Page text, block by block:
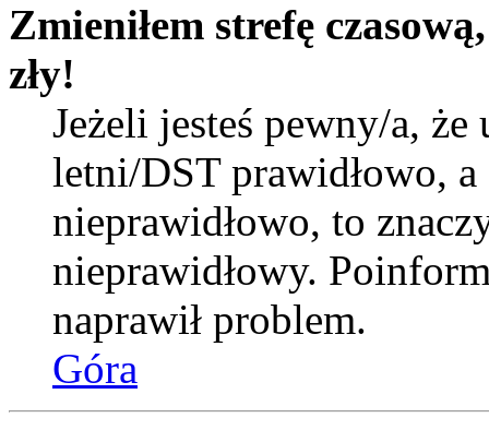
Zmieniłem strefę
zły!
Jeżeli jesteś pewny/a, że
letni/DST prawidłowo,
nieprawidłowo, to
nieprawidłowy.
naprawił problem.
Góra